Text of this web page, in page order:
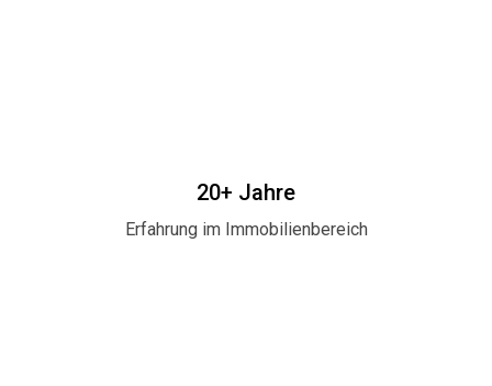
20+ Jahre
Erfahrung im Immobilienbereich